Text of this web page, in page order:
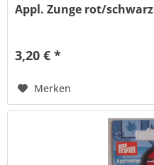
Appl. Zunge rot/schwarz
3,20 € *
Merken